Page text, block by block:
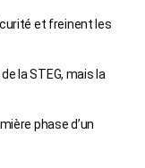
et freinent les
la STEG, mais la
phase d’un